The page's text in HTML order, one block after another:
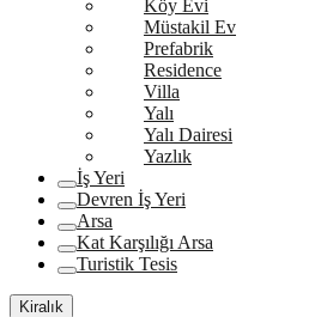
Köy Evi
Müstakil Ev
Prefabrik
Residence
Villa
Yalı
Yalı Dairesi
Yazlık
İş Yeri
Devren İş Yeri
Arsa
Kat Karşılığı Arsa
Turistik Tesis
Kiralık